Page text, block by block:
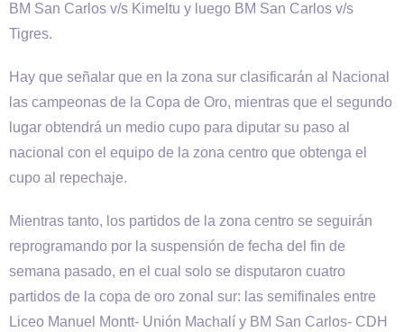
BM San Carlos v/s Kimeltu y luego BM San Carlos v/s
Tigres.
Hay que señalar que en la zona sur clasificarán al Nacional
las campeonas de la Copa de Oro, mientras que el segundo
lugar obtendrá un medio cupo para diputar su paso al
nacional con el equipo de la zona centro que obtenga el
cupo al repechaje.
Mientras tanto, los partidos de la zona centro se seguirán
reprogramando por la suspensión de fecha del fin de
semana pasado, en el cual solo se disputaron cuatro
partidos de la copa de oro zonal sur: las semifinales entre
Liceo Manuel Montt- Unión Machalí y BM San Carlos- CDH